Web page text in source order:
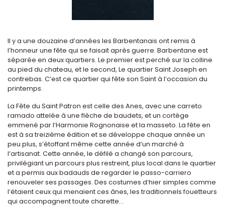
Il y a une douzaine d’années les Barbentanais ont remis à
l’honneur une fête qui se faisait après guerre. Barbentane est
séparée en deux quartiers. Le premier est perché sur la colline
au pied du chateau, et le second, Le quartier Saint Joseph en
contrebas. C’est ce quartier qui fête son Saint à l’occasion du
printemps.
La Fête du Saint Patron est celle des Anes, avec une carreto
ramado attelée à une flèche de baudets, et un cortège
emmené par l’Harmonie Rognonaise et la masseto. La fête en
est à sa treizième édition et se développe chaque année un
peu plus, s’étoffant même cette année d’un marché à
l’artisanat. Cette année, le défilé a changé son parcours,
privilégiant un parcours plus restreint, plus local dans le quartier
et a permis aux badauds de regarder le passo-carriero
renouveler ses passages. Des costumes d’hier simples comme
l’étaient ceux qui menaient ces ânes, les traditionnels fouetteurs
qui accompagnent toute charette...